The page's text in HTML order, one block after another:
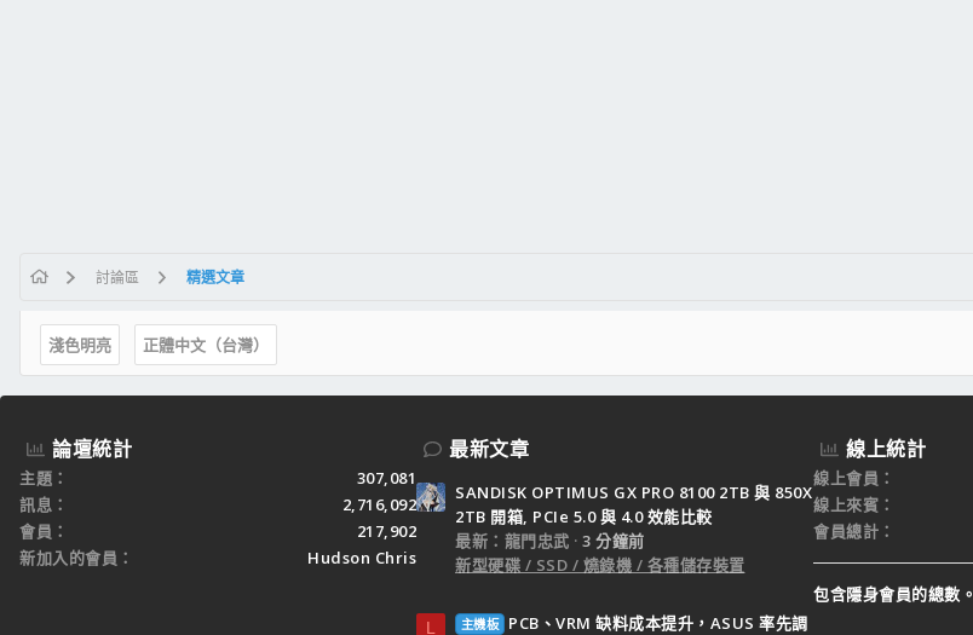
討論區 精選文章
淺色明亮 正體中文（台灣）
論壇統計
主題
307,081
訊息
2,716,092
會員
217,902
新加入的會員
Hudson Chris
最新文章
SANDISK OPTIMUS GX PRO 8100 2TB 與 850X
2TB 開箱, PCIe 5.0 與 4.0 效能比較
最新：龍門忠武
3 分鐘前
新型硬碟 / SSD / 燒錄機 / 各種儲存裝置
L 主機板 PCB、VRM 缺料成本提升，ASUS 率先調
線上統計
線上會員
線上來賓
會員總計
包含隱身會員的總數。